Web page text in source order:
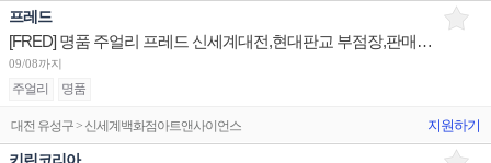
프레드
[FRED] 명품 주얼리 프레드 신세계대전,현대판교 부점장,판매사원/신세계광주 점장 채용
09/08까지
주얼리 명품
대전 유성구 > 신세계백화점아트앤사이언스 지원하기